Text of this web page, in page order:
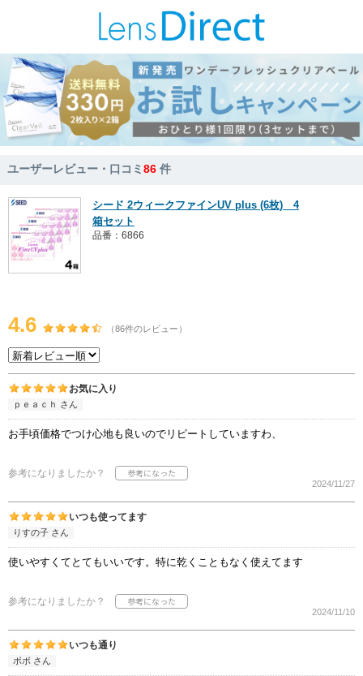
ユーザーレビュー・口コミ86 件
シード 2ウィークファインUV plus (6枚) 4
箱セット
品番：6866
4.6 （86件のレビュー）
お気に入り
ｐｅａｃｈ さん
お手頃価格でつけ心地も良いのでリピートしていますわ、
参考になりましたか？
2024/11/27
いつも使ってます
りすの子 さん
使いやすくてとてもいいです。特に乾くこともなく使えてます
参考になりましたか？
2024/11/10
いつも通り
ボボ さん